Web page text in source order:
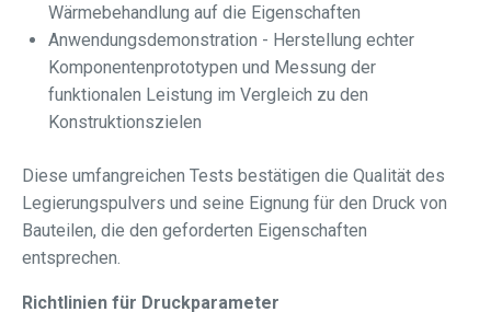
Wärmebehandlung auf die Eigenschaften
Anwendungsdemonstration - Herstellung echter
Komponentenprototypen und Messung der
funktionalen Leistung im Vergleich zu den
Konstruktionszielen
Diese umfangreichen Tests bestätigen die Qualität des
Legierungspulvers und seine Eignung für den Druck von
Bauteilen, die den geforderten Eigenschaften
entsprechen.
Richtlinien für Druckparameter